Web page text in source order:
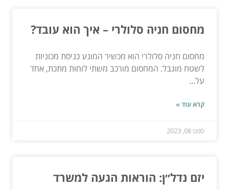
מחסום חניה סלולרי – איך הוא עובד?
מחסום חניה סלולרי הוא מכשיר המונע כניסת מכוניות
לשטח מוגבל. המחסום מורכב משתי לוחות מתכת, אחד
על...
קרא עוד »
ספט 08, 2023
יזם נדל״ן: הוראות הגעה למשרד